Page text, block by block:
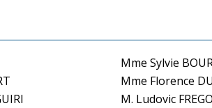
Mme Sylvie
Mme Florence
M. Ludovic